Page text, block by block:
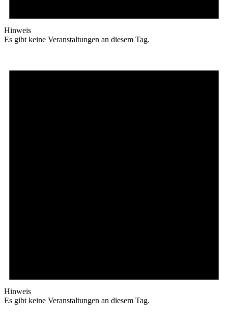
Hinweis
Es gibt keine Veranstaltungen an diesem Tag.
Hinweis
Es gibt keine Veranstaltungen an diesem Tag.